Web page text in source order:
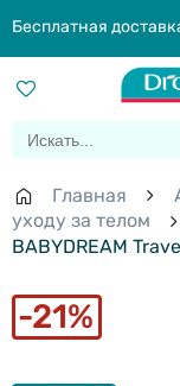
Бесплатная
Главная
уходу за телом
BABYDREAM
21%